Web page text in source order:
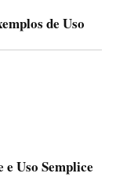
de Uso
Uso Semplice